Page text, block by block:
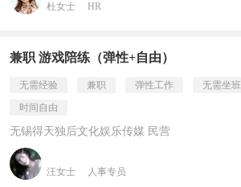
杜女士 HR
兼职 游戏陪练（弹性+自由）
无需经验 兼职 弹性工作 无需坐班
时间自由
无锡得天独后文化娱乐传媒 民营
汪女士 人事专员